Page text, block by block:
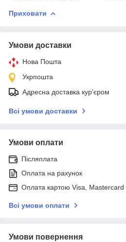
Приховати
Умови доставки
Нова Пошта
Укрпошта
Адресна доставка кур'єром
Всі умови доставки
Умови оплати
Післяплата
Оплата на рахунок
Оплата картою Visa, Mastercard
Всі умови оплати
Умови повернення